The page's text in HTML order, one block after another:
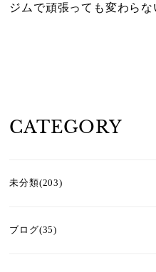
ジムで頑張っても変わら
CATEGORY
未分類(203)
ブログ(35)